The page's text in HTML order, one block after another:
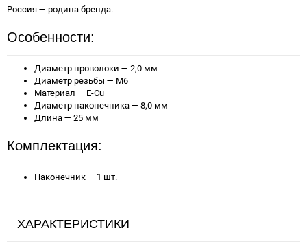
Россия — родина бренда.
Особенности:
Диаметр проволоки — 2,0 мм
Диаметр резьбы — М6
Материал — E-Cu
Диаметр наконечника — 8,0 мм
Длина — 25 мм
Комплектация:
Наконечник — 1 шт.
ХАРАКТЕРИСТИКИ